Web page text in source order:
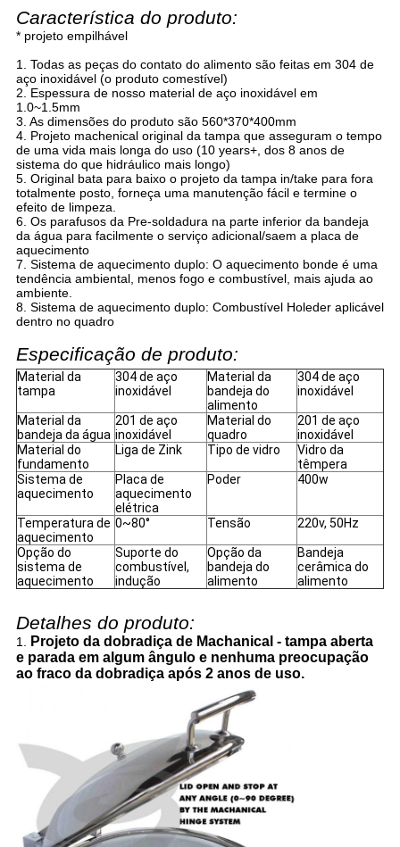
Característica do produto:
* projeto empilhável
1. Todas as peças do contato do alimento são feitas em 304 de
aço inoxidável (o produto comestível)
2. Espessura de nosso material de aço inoxidável em
1.0~1.5mm
3. As dimensões do produto são 560*370*400mm
4. Projeto machenical original da tampa que asseguram o tempo
de uma vida mais longa do uso (10 years+, dos 8 anos de
sistema do que hidráulico mais longo)
5. Original bata para baixo o projeto da tampa in/take para fora
totalmente posto, forneça uma manutenção fácil e termine o
efeito de limpeza.
6. Os parafusos da Pre-soldadura na parte inferior da bandeja
da água para facilmente o serviço adicional/saem a placa de
aquecimento
7. Sistema de aquecimento duplo: O aquecimento bonde é uma
tendência ambiental, menos fogo e combustível, mais ajuda ao
ambiente.
8. Sistema de aquecimento duplo: Combustível Holeder aplicável
dentro no quadro
Especificação de produto:
Material da
tampa
304 de aço
inoxidável
Material da
bandeja do
alimento
304 de aço
inoxidável
Material da
bandeja da água
201 de aço
inoxidável
Material do
quadro
201 de aço
inoxidável
Material do
fundamento
Liga de Zink Tipo de vidro
Vidro da
têmpera
Sistema de
aquecimento
Placa de
aquecimento
elétrica
Poder 400w
Temperatura de
aquecimento
0~80° Tensão 220v, 50Hz
Opção do
sistema de
aquecimento
Suporte do
combustível,
indução
Opção da
bandeja do
alimento
Bandeja
cerâmica do
alimento
Detalhes do produto:
1. Projeto da dobradiça de Machanical - tampa aberta
e parada em algum ângulo e nenhuma preocupação
ao fraco da dobradiça após 2 anos de uso.